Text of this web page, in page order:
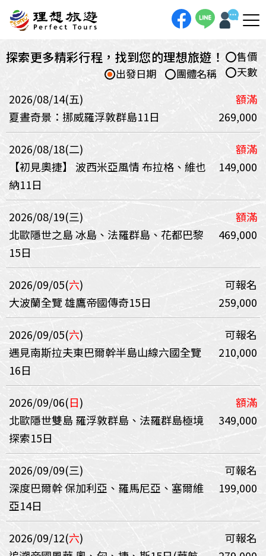
探索更多精彩行程，找到您的理想旅遊！
售價
天數
團體名稱
出發日期
2026/08/14(五)
額滿
夏晝奇景：挪威羅浮敦群島11日
269,000
2026/08/18(二)
額滿
【初見奧捷】 波西米亞風情 布拉格、維也
納11日
149,000
2026/08/19(三)
額滿
北歐隱世之島 冰島、法羅群島、花都巴黎
15日
469,000
2026/09/05(六)
可報名
大波蘭全覽 雄鷹帝國傳奇15日
259,000
2026/09/05(六)
可報名
遇見南斯拉夫東巴爾幹半島山線六國全覽
16日
210,000
2026/09/06(日)
額滿
北歐隱世雙島 羅浮敦群島、法羅群島極境
探索15日
349,000
2026/09/09(三)
可報名
深度巴爾幹 保加利亞、羅馬尼亞、塞爾維
亞14日
199,000
2026/09/12(六)
可報名